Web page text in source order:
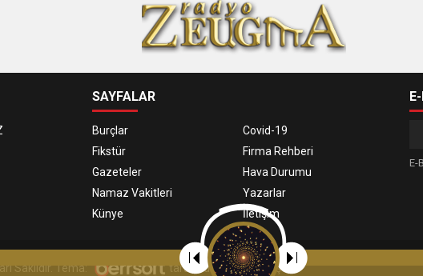
SAYFALAR
Burçlar
Covid-19
Fikstür
Firma Rehberi
Gazeteler
Hava Durumu
Namaz Vakitleri
Yazarlar
Künye
İletişim
E-
Saklıdır. Tema: tarafından uyarlanmıştır.